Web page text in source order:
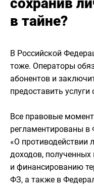
сохранив
в тайне?
В Российской
тоже. Операторы
абонентов и
предоставить услуги
Все правовые
регламентированы в
«О противодействии
доходов,
и финансированию
ФЗ, а также в